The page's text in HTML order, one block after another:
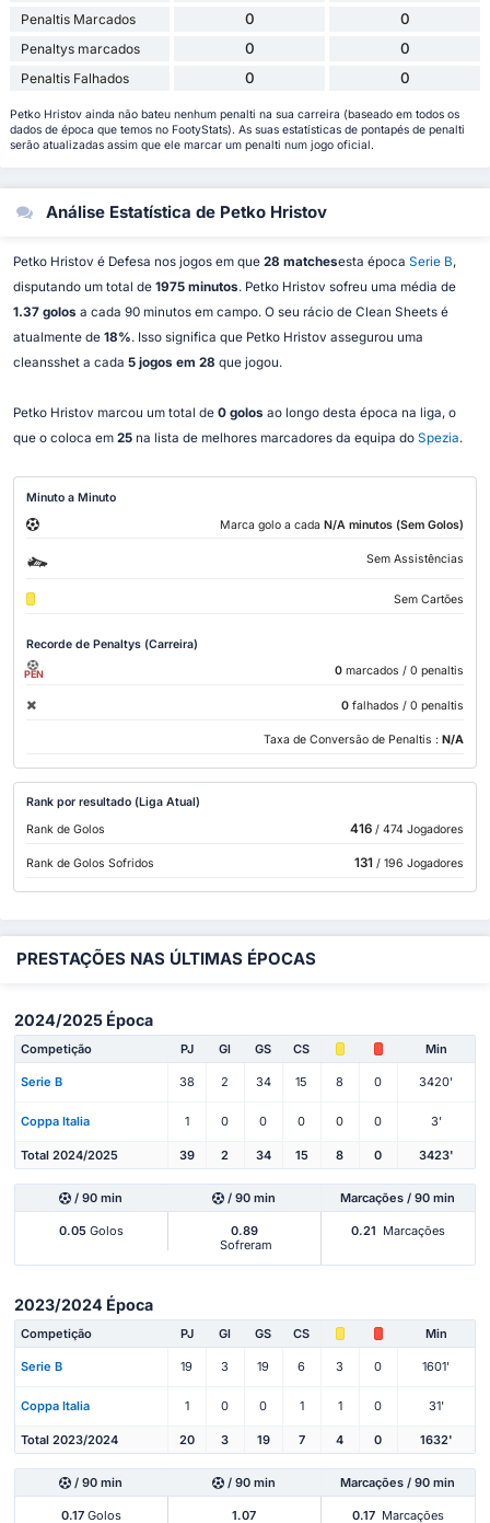
Penaltis Marcados 0 0
Penaltys marcados 0 0
Penaltis Falhados 0 0
Petko Hristov ainda não bateu nenhum penalti na sua carreira (baseado em todos os
dados de época que temos no FootyStats). As suas estatísticas de pontapés de penalti
serão atualizadas assim que ele marcar um penalti num jogo oficial.
Análise Estatística de Petko Hristov
Petko Hristov é Defesa nos jogos em que 28 matchesesta época Serie B,
disputando um total de 1975 minutos. Petko Hristov sofreu uma média de
1.37 golos a cada 90 minutos em campo. O seu rácio de Clean Sheets é
atualmente de 18%. Isso significa que Petko Hristov assegurou uma
cleansshet a cada 5 jogos em 28 que jogou.
Petko Hristov marcou um total de 0 golos ao longo desta época na liga, o
que o coloca em 25na lista de melhores marcadores da equipa do Spezia.
Minuto a Minuto
Marca golo a cada N/A minutos (Sem Golos)
Sem Assistências
Sem Cartões
Recorde de Penaltys (Carreira)
PEN 0 marcados / 0 penaltis
0 falhados / 0 penaltis
Taxa de Conversão de Penaltis : N/A
Rank por resultado (Liga Atual)
Rank de Golos
416/ 474 Jogadores
Rank de Golos Sofridos 131 / 196 Jogadores
PRESTAÇÕES NAS ÚLTIMAS ÉPOCAS
2024/2025 Época
Competição PJ Gl GS CS Min
Serie B 38 2 34 15 8 0 3420'
Coppa Italia 1 0 0 0 0 0 3'
Total 2024/2025 39 2 34 15 8 0 3423'
/ 90 min / 90 min Marcações / 90 min
0.05Golos
0.89
Sofreram
0.21 Marcações
2023/2024 Época
Competição PJ Gl GS CS Min
Serie B 19 3 19 6 3 0 1601'
Coppa Italia 1 0 0 1 1 0 31'
Total 2023/2024 20 3 19 7 4 0 1632'
/ 90 min / 90 min Marcações / 90 min
0.17Golos
1.07
0.17 Marcações